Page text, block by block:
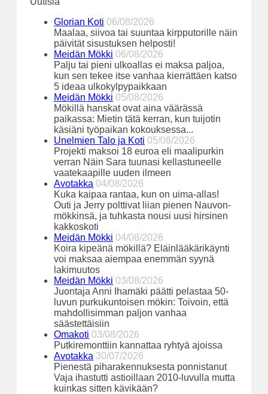
Glorian Koti 06/08/2026
Maalaa, siivoa tai suuntaa kirpputorille näin
päivität sisustuksen helposti!
Meidän Mökki 06/08/2026
Palju tai pieni ulkoallas ei maksa paljoa,
kun sen tekee itse vanhaa kierrättäen katso
5 ideaa ulkokylpypaikkaan
Meidän Mökki 05/08/2026
Mökillä hanskat ovat aina väärässä
paikassa: Mietin tätä kerran, kun tuijotin
käsiäni työpaikan kokouksessa...
Unelmien Talo ja Koti 05/08/2026
Projekti maksoi 18 euroa eli maalipurkin
verran Näin Sara tuunasi kellastuneelle
vaatekaapille uuden ilmeen
Avotakka 04/08/2026
Kuka kaipaa rantaa, kun on uima-allas!
Outi ja Jerry polttivat liian pienen Nauvon-
mökkinsä, ja tuhkasta nousi uusi hirsinen
kakkoskoti
Meidän Mökki 04/08/2026
Koira kipeänä mökillä? Eläinlääkärikäynti
voi maksaa aiempaa enemmän syynä
lakimuutos
Meidän Mökki 03/08/2026
Juontaja Anni Ihamäki päätti pelastaa 50-
luvun purkukuntoisen mökin: Toivoin, että
mahdollisimman paljon vanhaa
säästettäisiin
Omakoti 03/08/2026
Putkiremonttiin kannattaa ryhtyä ajoissa
Avotakka 30/07/2026
Pienestä piharakennuksesta ponnistanut
Vaja ihastutti astioillaan 2010-luvulla mutta
kuinkas sitten kävikään?